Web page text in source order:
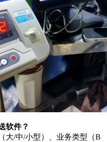
软件？
大/中/小型）、业务类型（B